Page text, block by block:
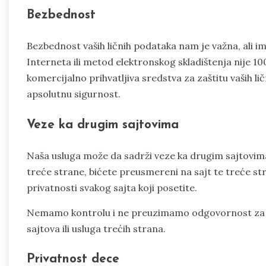
Bezbednost
Bezbednost vaših ličnih podataka nam je važna, ali
Interneta ili metod elektronskog skladištenja nije
komercijalno prihvatljiva sredstva za zaštitu vaših
apsolutnu sigurnost.
Veze ka drugim sajtovima
Naša usluga može da sadrži veze ka drugim
treće strane, bićete preusmereni na sajt te treće
privatnosti svakog sajta koji posetite.
Nemamo kontrolu i ne preuzimamo odgovornost
sajtova ili usluga trećih strana.
Privatnost dece